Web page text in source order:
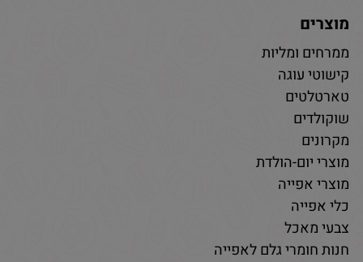
מוצרים
ממרחים ומליות
קישוטי עוגה
טארטלטים
שוקולדים
מקרונים
מוצרי יום-הולדת
מוצרי אפייה
כלי אפייה
צבעי מאכל
חנות חומרי גלם לאפייה